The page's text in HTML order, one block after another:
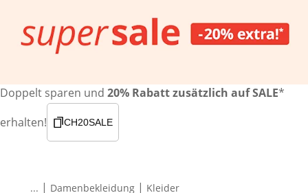
Doppelt sparen und 20% Rabatt zusätzlich auf SALE*
erhalten!
CH20SALE
... | Damenbekleidung | Kleider